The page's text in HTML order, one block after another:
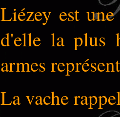
Liézey est
d'elle la plus
armes
La vache